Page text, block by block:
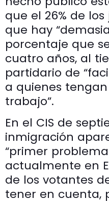
que el 26% de
que hay
porcentaje que
cuatro años, al
partidario de
a quienes
trabajo”.
En el CIS de
inmigración
“primer
actualmente en
de los votantes
tener en cuenta,